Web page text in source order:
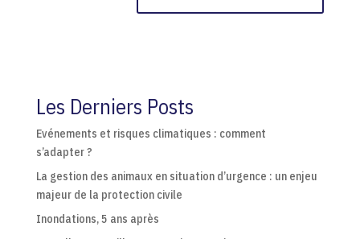
r
n
a
t
i
v
:
Les Derniers Posts
Evénements et risques climatiques : comment
s’adapter ?
La gestion des animaux en situation d’urgence : un enjeu
majeur de la protection civile
Inondations, 5 ans après